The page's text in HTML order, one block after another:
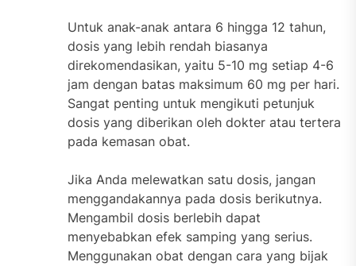
Untuk anak-anak antara 6 hingga 12 tahun,
dosis yang lebih rendah biasanya
direkomendasikan, yaitu 5-10 mg setiap 4-6
jam dengan batas maksimum 60 mg per hari.
Sangat penting untuk mengikuti petunjuk
dosis yang diberikan oleh dokter atau tertera
pada kemasan obat.
Jika Anda melewatkan satu dosis, jangan
menggandakannya pada dosis berikutnya.
Mengambil dosis berlebih dapat
menyebabkan efek samping yang serius.
Menggunakan obat dengan cara yang bijak